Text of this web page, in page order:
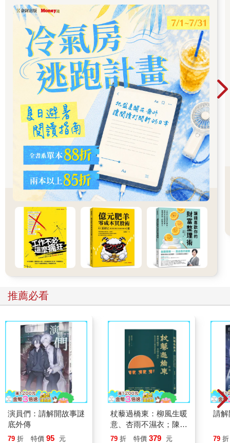
推薦必看
演員們：請解開故事謎
底外傳
79 折 特價 95 元
杖藜過橋東：柳風生暖
意、杏雨不濕衣；陳亮
恭談以心轉境的適齡漫
79 折 特價 379 元
請解
79 折